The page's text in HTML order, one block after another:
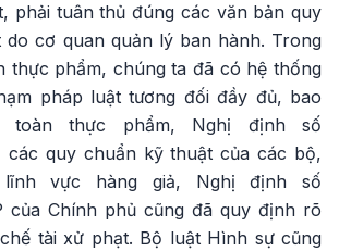
phải tuân thủ đúng các văn bản quy
do cơ quan quản lý ban hành. Trong
thực phẩm, chúng ta đã có hệ thống
pháp luật tương đối đầy đủ, bao
toàn thực phẩm, Nghị định số
các quy chuẩn kỹ thuật của các bộ,
lĩnh vực hàng giả, Nghị định số
của Chính phủ cũng đã quy định rõ
tài xử phạt. Bộ luật Hình sự cũng